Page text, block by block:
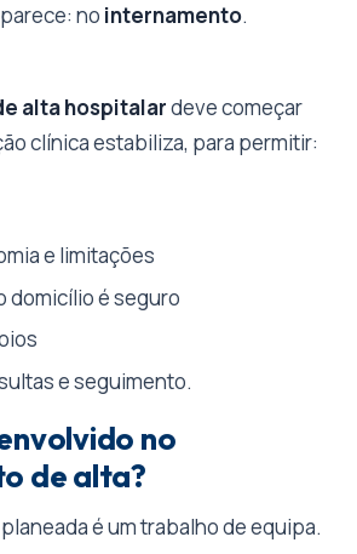
no internamento.
alta hospitalardeve começar
clínica estabiliza, para permitir:
e limitações
domicílio é seguro
e seguimento.
no
de alta?
é um trabalho de equipa.